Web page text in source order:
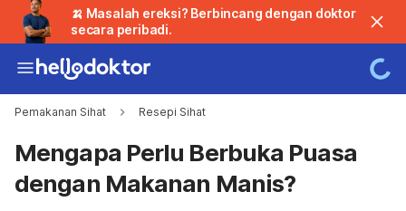
🍌 Masalah ereksi? Berbincang dengan doktor
secara peribadi.
Pemakanan Sihat Resepi Sihat
Mengapa Perlu Berbuka Puasa
dengan Makanan Manis?